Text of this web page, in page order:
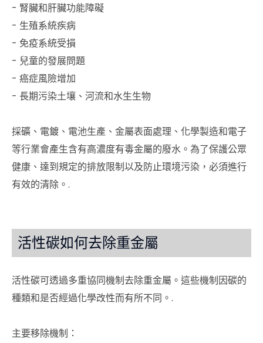
- 腎臟和肝臟功能障礙
- 生殖系統疾病
- 免疫系統受損
- 兒童的發展問題
- 癌症風險增加
- 長期污染土壤、河流和水生生物
採礦、電鍍、電池生產、金屬表面處理、化學製造和電子
等行業會產生含有高濃度有毒金屬的廢水。為了保護公眾
健康、達到規定的排放限制以及防止環境污染，必須進行
有效的清除。.
活性碳如何去除重金屬
活性碳可透過多重協同機制去除重金屬。這些機制因碳的
種類和是否經過化學改性而有所不同。.
主要移除機制：